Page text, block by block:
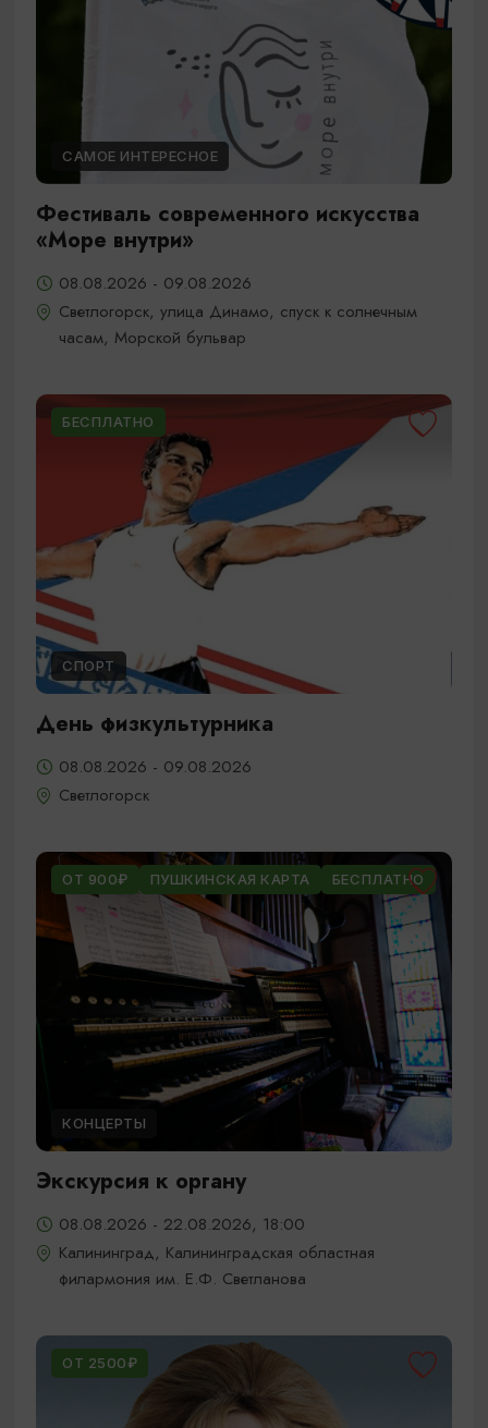
САМОЕ ИНТЕРЕСНОЕ
Фестиваль современного искусства
«Море внутри»
08.08.2026 - 09.08.2026
Светлогорск, улица Динамо, спуск к солнечным
часам, Морской бульвар
БЕСПЛАТНО
СПОРТ
День физкультурника
08.08.2026 - 09.08.2026
Светлогорск
ОТ 900₽ ПУШКИНСКАЯ КАРТА БЕСПЛАТНО
КОНЦЕРТЫ
Экскурсия к органу
08.08.2026 - 22.08.2026, 18:00
Калининград, Калининградская областная
филармония им. Е.Ф. Светланова
ОТ 2500₽